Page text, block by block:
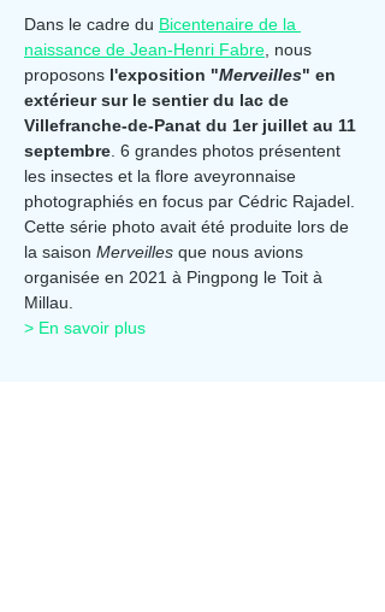
Dans le cadre du Bicentenaire de la
naissance de Jean-Henri Fabre , nous
proposons l'exposition "Merveilles" en
extérieur sur le sentier du lac de
Villefranche-de-Panat du 1er juillet au 11
septembre . 6 grandes photos présentent
les insectes et la flore aveyronnaise
photographiés en focus par Cédric Rajadel.
Cette série photo avait été produite lors de
la saison Merveilles que nous avions
organisée en 2021 à Pingpong le Toit à
Millau.
> En savoir plus